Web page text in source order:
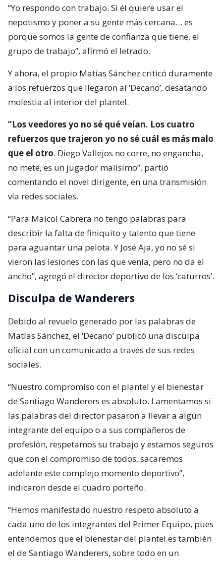
“Yo respondo con trabajo. Si él quiere usar el
nepotismo y poner a su gente más cercana… es
porque somos la gente de confianza que tiene, el
grupo de trabajo”, afirmó el letrado.
Y ahora, el propio Matías Sánchez criticó duramente
a los refuerzos que llegaron al ‘Decano’, desatando
molestia al interior del plantel.
“Los veedores yo no sé qué veían. Los cuatro
refuerzos que trajeron yo no sé cuál es más malo
que el otro. Diego Vallejos no corre, no engancha,
no mete, es un jugador malísimo”, partió
comentando el novel dirigente, en una transmisión
vía redes sociales.
“Para Maicol Cabrera no tengo palabras para
describir la falta de finiquito y talento que tiene
para aguantar una pelota. Y José Aja, yo no sé si
vieron las lesiones con las que venía, pero no da el
ancho”, agregó el director deportivo de los ‘caturros’.
Disculpa de Wanderers
Debido al revuelo generado por las palabras de
Matías Sánchez, el ‘Decano’ publicó una disculpa
oficial con un comunicado a través de sus redes
sociales.
“Nuestro compromiso con el plantel y el bienestar
de Santiago Wanderers es absoluto. Lamentamos si
las palabras del director pasaron a llevar a algún
integrante del equipo o a sus compañeros de
profesión, respetamos su trabajo y estamos seguros
que con el compromiso de todos, sacaremos
adelante este complejo momento deportivo”,
indicaron desde el cuadro porteño.
“Hemos manifestado nuestro respeto absoluto a
cada uno de los integrantes del Primer Equipo, pues
entendemos que el bienestar del plantel es también
el de Santiago Wanderers, sobre todo en un